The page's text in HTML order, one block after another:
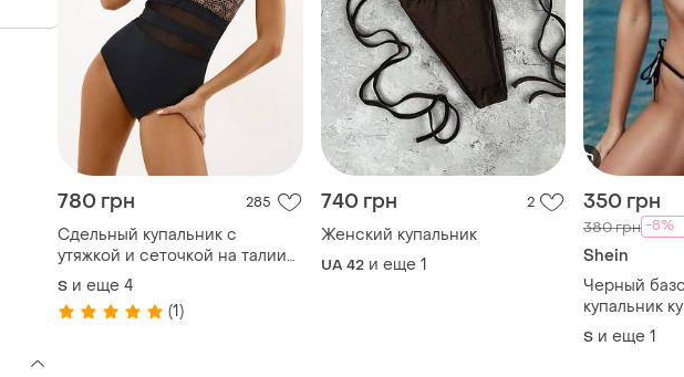
780 грн 285
Сдельный купальник с
утяжкой и сеточкой на талии
🖤 6208
S и еще 4
(1)
740 грн 2
Женский купальник
UA 42 и еще 1
350 грн
380 грн -8%
Shein
Черный
купальник
чайка рюши
S и еще 1